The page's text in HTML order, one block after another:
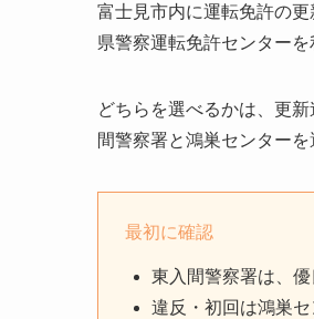
富士見市内に運転免許の
県警察運転免許センターを
どちらを選べるかは、更
間警察署と鴻巣センター
最初に確認
東入間警察署は、
違反・初回は鴻巣